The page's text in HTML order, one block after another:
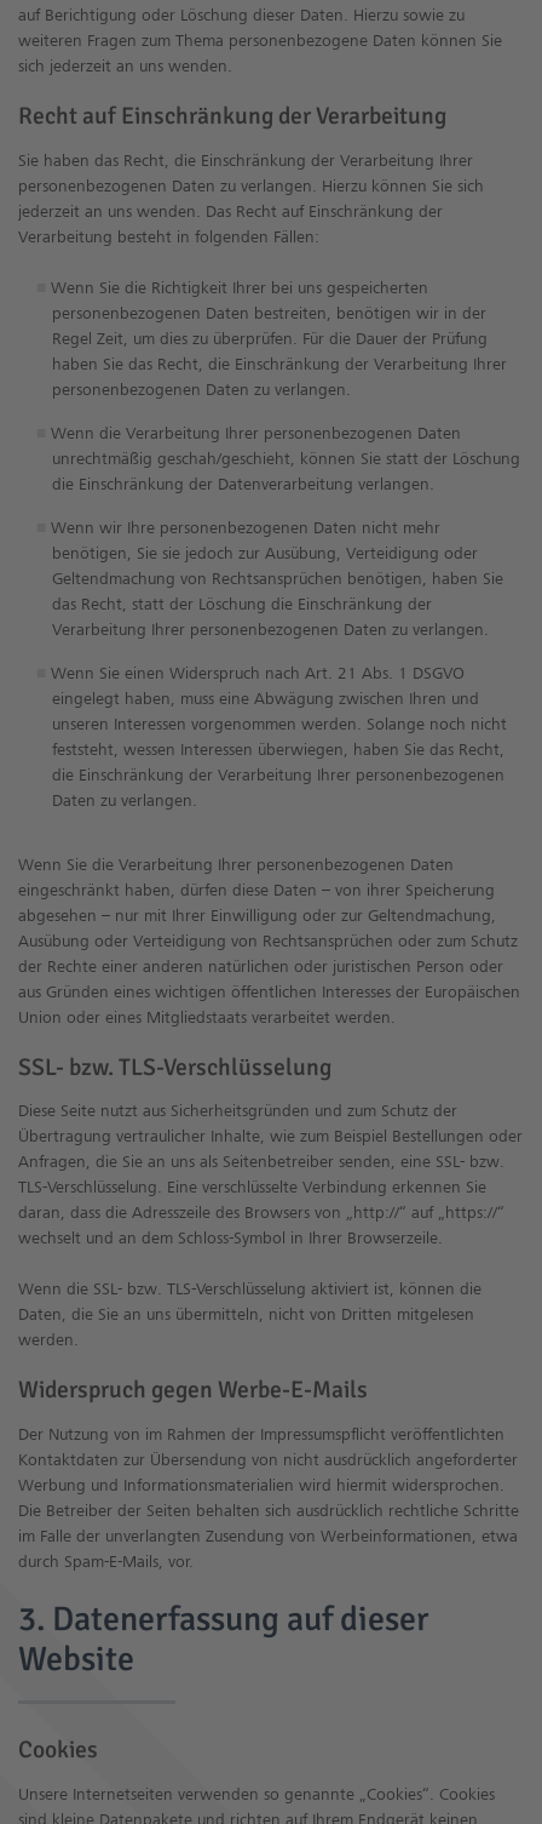
auf Berichtigung oder Löschung dieser Daten. Hierzu sowie zu
weiteren Fragen zum Thema personenbezogene Daten können Sie
sich jederzeit an uns wenden.
Recht auf Einschränkung der Verarbeitung
Sie haben das Recht, die Einschränkung der Verarbeitung Ihrer
personenbezogenen Daten zu verlangen. Hierzu können Sie sich
jederzeit an uns wenden. Das Recht auf Einschränkung der
Verarbeitung besteht in folgenden Fällen:
Wenn Sie die Richtigkeit Ihrer bei uns gespeicherten
personenbezogenen Daten bestreiten, benötigen wir in der
Regel Zeit, um dies zu überprüfen. Für die Dauer der Prüfung
haben Sie das Recht, die Einschränkung der Verarbeitung Ihrer
personenbezogenen Daten zu verlangen.
Wenn die Verarbeitung Ihrer personenbezogenen Daten
unrechtmäßig geschah/geschieht, können Sie statt der Löschung
die Einschränkung der Datenverarbeitung verlangen.
Wenn wir Ihre personenbezogenen Daten nicht mehr
benötigen, Sie sie jedoch zur Ausübung, Verteidigung oder
Geltendmachung von Rechtsansprüchen benötigen, haben Sie
das Recht, statt der Löschung die Einschränkung der
Verarbeitung Ihrer personenbezogenen Daten zu verlangen.
Wenn Sie einen Widerspruch nach Art. 21 Abs. 1 DSGVO
eingelegt haben, muss eine Abwägung zwischen Ihren und
unseren Interessen vorgenommen werden. Solange noch nicht
feststeht, wessen Interessen überwiegen, haben Sie das Recht,
die Einschränkung der Verarbeitung Ihrer personenbezogenen
Daten zu verlangen.
Wenn Sie die Verarbeitung Ihrer personenbezogenen Daten
eingeschränkt haben, dürfen diese Daten – von ihrer Speicherung
abgesehen – nur mit Ihrer Einwilligung oder zur Geltendmachung,
Ausübung oder Verteidigung von Rechtsansprüchen oder zum Schutz
der Rechte einer anderen natürlichen oder juristischen Person oder
aus Gründen eines wichtigen öffentlichen Interesses der Europäischen
Union oder eines Mitgliedstaats verarbeitet werden.
SSL- bzw. TLS-Verschlüsselung
Diese Seite nutzt aus Sicherheitsgründen und zum Schutz der
Übertragung vertraulicher Inhalte, wie zum Beispiel Bestellungen oder
Anfragen, die Sie an uns als Seitenbetreiber senden, eine SSL- bzw.
TLS-Verschlüsselung. Eine verschlüsselte Verbindung erkennen Sie
daran, dass die Adresszeile des Browsers von „http://“ auf „https://“
wechselt und an dem Schloss-Symbol in Ihrer Browserzeile.
Wenn die SSL- bzw. TLS-Verschlüsselung aktiviert ist, können die
Daten, die Sie an uns übermitteln, nicht von Dritten mitgelesen
werden.
Widerspruch gegen Werbe-E-Mails
Der Nutzung von im Rahmen der Impressumspflicht veröffentlichten
Kontaktdaten zur Übersendung von nicht ausdrücklich angeforderter
Werbung und Informationsmaterialien wird hiermit widersprochen.
Die Betreiber der Seiten behalten sich ausdrücklich rechtliche Schritte
im Falle der unverlangten Zusendung von Werbeinformationen, etwa
durch Spam-E-Mails, vor.
3. Datenerfassung auf dieser
Website
Cookies
Unsere Internetseiten verwenden so genannte „Cookies“. Cookies
sind kleine Datenpakete und richten auf Ihrem Endgerät keinen